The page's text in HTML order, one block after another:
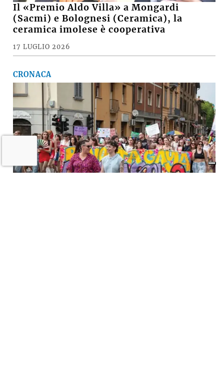
Il «Premio Aldo Villa» a Mongardi
(Sacmi) e Bolognesi (Ceramica), la
ceramica imolese è cooperativa
17 LUGLIO 2026
CRONACA